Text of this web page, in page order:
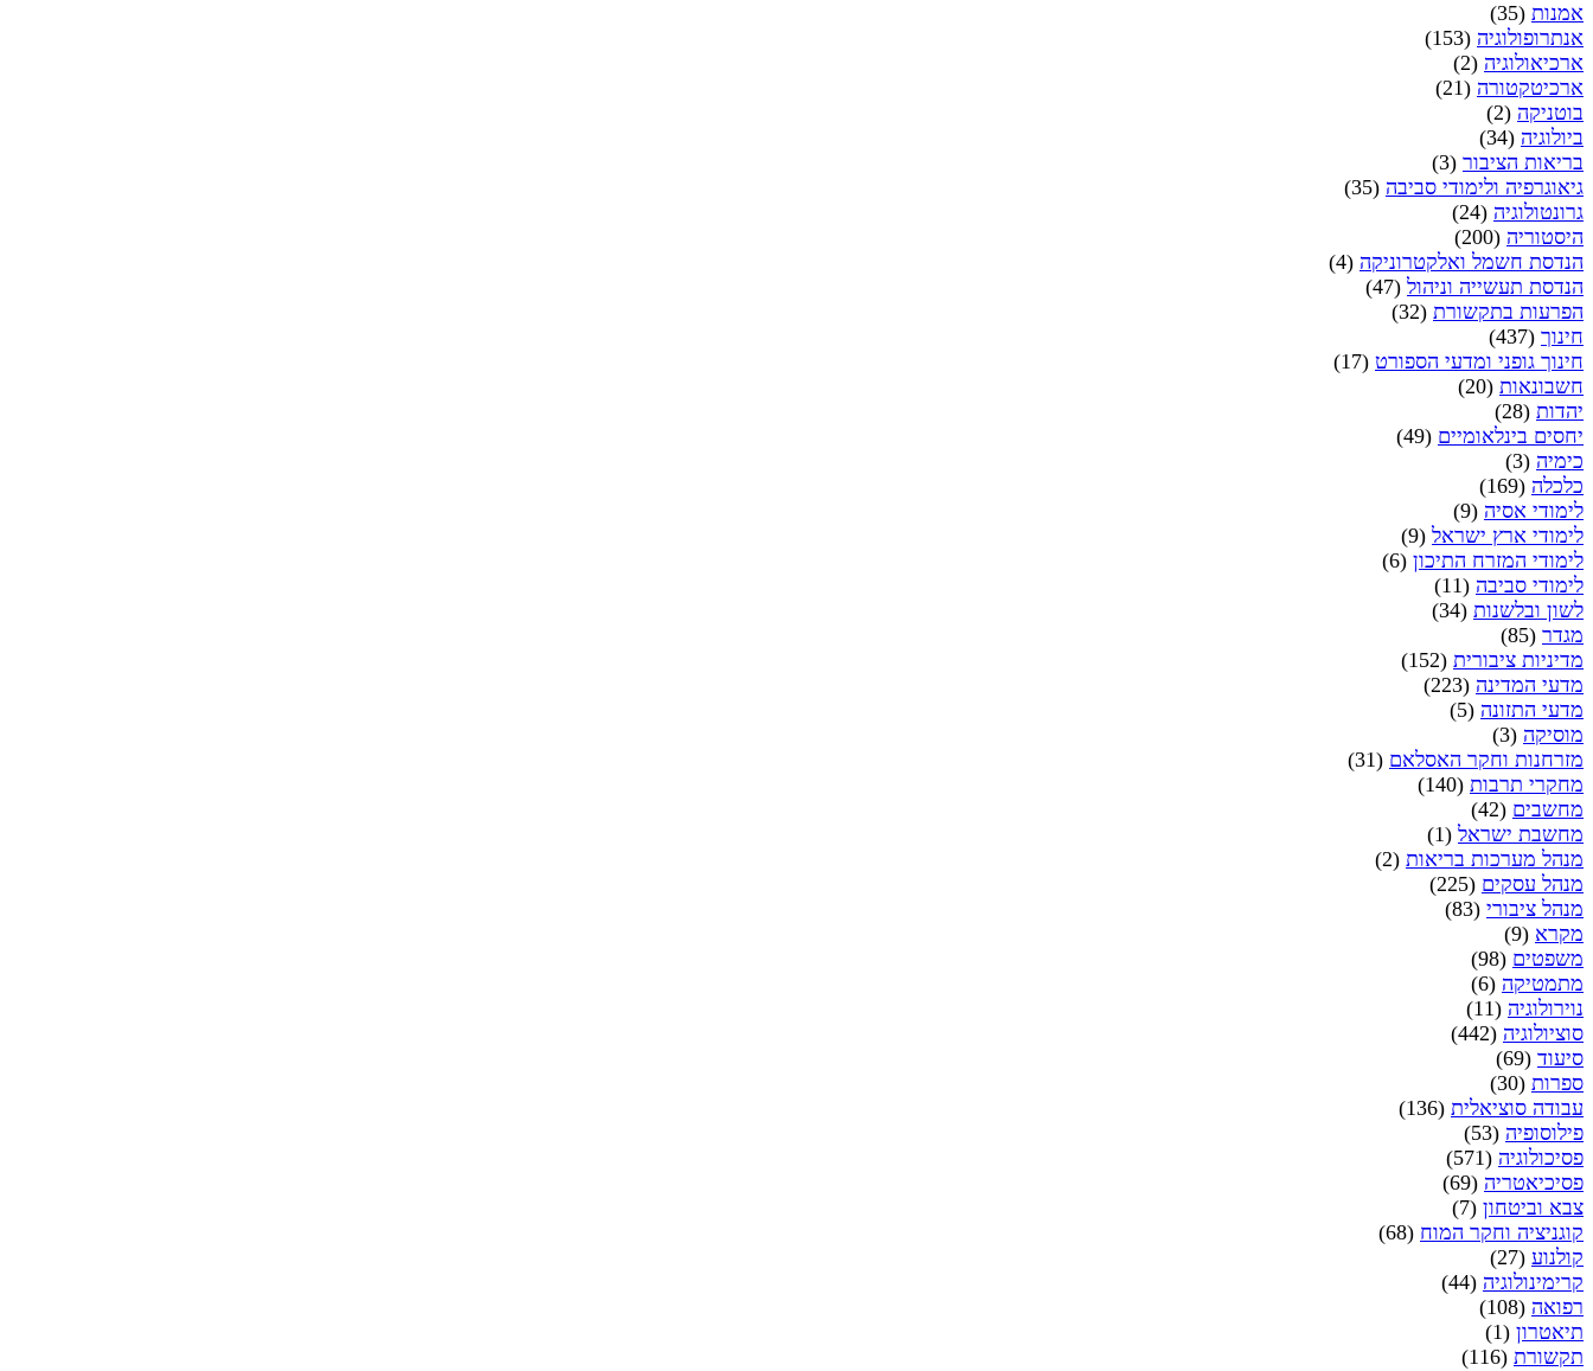
אמנות (35)
אנתרופולוגיה (153)
ארכיאולוגיה (2)
ארכיטקטורה (21)
בוטניקה (2)
ביולוגיה (34)
בריאות הציבור (3)
גיאוגרפיה ולימודי סביבה (35)
גרונטולוגיה (24)
היסטוריה (200)
הנדסת חשמל ואלקטרוניקה (4)
הנדסת תעשייה וניהול (47)
הפרעות בתקשורת (32)
חינוך (437)
חינוך גופני ומדעי הספורט (17)
חשבונאות (20)
יהדות (28)
יחסים בינלאומיים (49)
כימיה (3)
כלכלה (169)
לימודי אסיה (9)
לימודי ארץ ישראל (9)
לימודי המזרח התיכון (6)
לימודי סביבה (11)
לשון ובלשנות (34)
מגדר (85)
מדיניות ציבורית (152)
מדעי המדינה (223)
מדעי התזונה (5)
מוסיקה (3)
מזרחנות וחקר האסלאם (31)
מחקרי תרבות (140)
מחשבים (42)
מחשבת ישראל (1)
מנהל מערכות בריאות (2)
מנהל עסקים (225)
מנהל ציבורי (83)
מקרא (9)
משפטים (98)
מתמטיקה (6)
נוירולוגיה (11)
סוציולוגיה (442)
סיעוד (69)
ספרות (30)
עבודה סוציאלית (136)
פילוסופיה (53)
פסיכולוגיה (571)
פסיכיאטריה (69)
צבא וביטחון (7)
קוגניציה וחקר המוח (68)
קולנוע (27)
קרימינולוגיה (44)
רפואה (108)
תיאטרון (1)
תקשורת (116)